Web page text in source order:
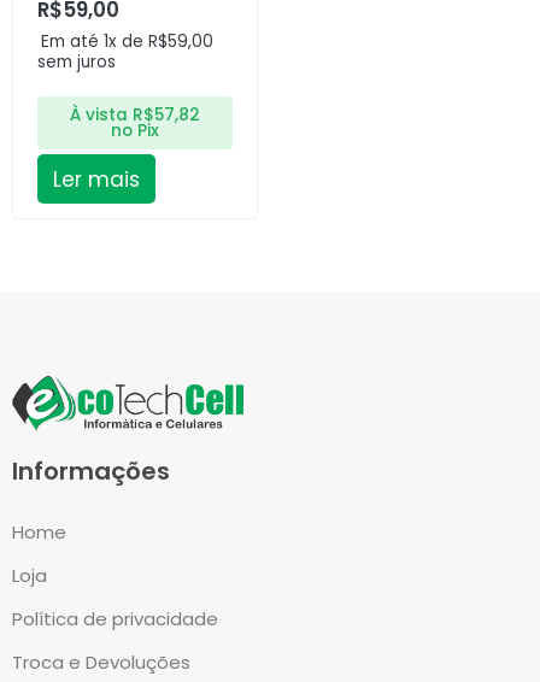
R$59,00
Em até 1x deR$59,00
sem juros
À vista R$57,82
no Pix
Ler mais
Informações
Home
Loja
Política de privacidade
Troca e Devoluções